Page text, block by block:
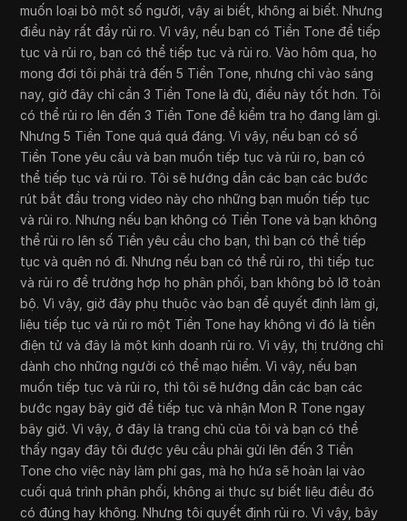
muốn loại bỏ một số người, vậy ai biết, không ai biết. Nhưng
điều này rất đầy rủi ro. Vì vậy, nếu bạn có Tiền Tone để tiếp
tục và rủi ro, bạn có thể tiếp tục và rủi ro. Vào hôm qua, họ
mong đợi tôi phải trả đến 5 Tiền Tone, nhưng chỉ vào sáng
nay, giờ đây chỉ cần 3 Tiền Tone là đủ, điều này tốt hơn. Tôi
có thể rủi ro lên đến 3 Tiền Tone để kiểm tra họ đang làm gì.
Nhưng 5 Tiền Tone quá quá đáng. Vì vậy, nếu bạn có số
Tiền Tone yêu cầu và bạn muốn tiếp tục và rủi ro, bạn có
thể tiếp tục và rủi ro. Tôi sẽ hướng dẫn các bạn các bước
rút bắt đầu trong video này cho những bạn muốn tiếp tục
và rủi ro. Nhưng nếu bạn không có Tiền Tone và bạn không
thể rủi ro lên số Tiền yêu cầu cho bạn, thì bạn có thể tiếp
tục và quên nó đi. Nhưng nếu bạn có thể rủi ro, thì tiếp tục
và rủi ro để trường hợp họ phân phối, bạn không bỏ lỡ toàn
bộ. Vì vậy, giờ đây phụ thuộc vào bạn để quyết định làm gì,
liệu tiếp tục và rủi ro một Tiền Tone hay không vì đó là tiền
điện tử và đây là một kinh doanh rủi ro. Vì vậy, thị trường chỉ
dành cho những người có thể mạo hiểm. Vì vậy, nếu bạn
muốn tiếp tục và rủi ro, thì tôi sẽ hướng dẫn các bạn các
bước ngay bây giờ để tiếp tục và nhận Mon R Tone ngay
bây giờ. Vì vậy, ở đây là trang chủ của tôi và bạn có thể
thấy ngay đây tôi được yêu cầu phải gửi lên đến 3 Tiền
Tone cho việc này làm phí gas, mà họ hứa sẽ hoàn lại vào
cuối quá trình phân phối, không ai thực sự biết liệu điều đó
có đúng hay không. Nhưng tôi quyết định rủi ro. Vì vậy, bây